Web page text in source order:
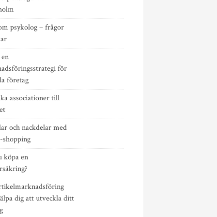
psykolog – frågor
för
företag
associationer till
och nackdelar med
köpa en
dig att utveckla ditt